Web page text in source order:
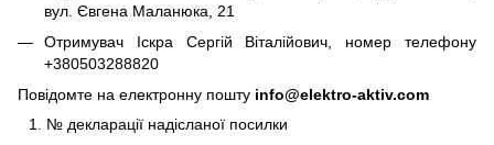
вул. Євгена Маланюка, 21
Отримувач Іскра Сергій Віталійович, номер телефону
+380503288820
Повідомте на електронну пошту info@elektro-aktiv.com
№ декларації надісланої посилки